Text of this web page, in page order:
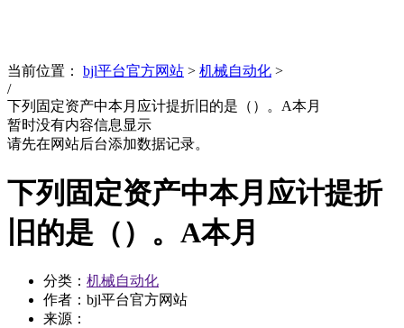
当前位置： bjl平台官方网站 > 机械自动化 >
/
下列固定资产中本月应计提折旧的是（）。A本月
暂时没有内容信息显示
请先在网站后台添加数据记录。
下列固定资产中本月应计提折
旧的是（）。A本月
分类： 机械自动化
作者：bjl平台官方网站
来源：